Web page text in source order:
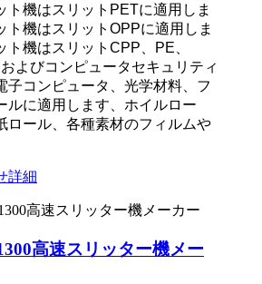
ト機はスリットPETに適用しま
ト機はスリットOPPに適用しま
ト機はスリットCPP、PE、
よびコンピュータセキュリティ
子コンピュータ、光学材料、フ
ルに適用します、ホイルロー
ロール、各種素材のフィルムや
詳細
高速スリッター機メー